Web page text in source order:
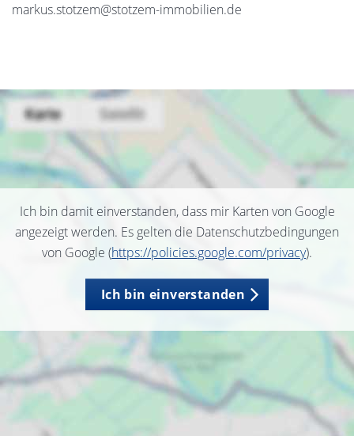
markus.stotzem@stotzem-immobilien.de
Ich bin damit einverstanden, dass mir Karten von Google
angezeigt werden. Es gelten die Datenschutzbedingungen
von Google (https://policies.google.com/privacy).
Ich bin einverstanden